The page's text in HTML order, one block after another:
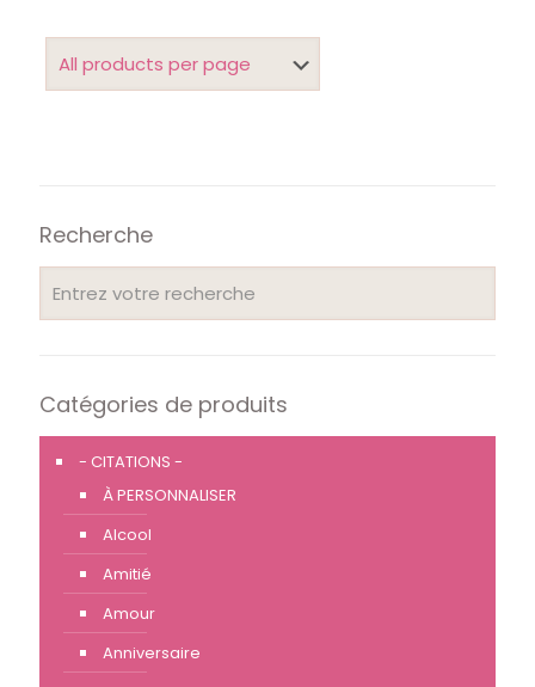
Recherche
Catégories de produits
- CITATIONS -
À PERSONNALISER
Alcool
Amitié
Amour
Anniversaire